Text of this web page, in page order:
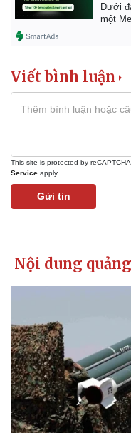
Dưới
một
Viết bình luận
This site is protected by
Service apply.
Gửi tin